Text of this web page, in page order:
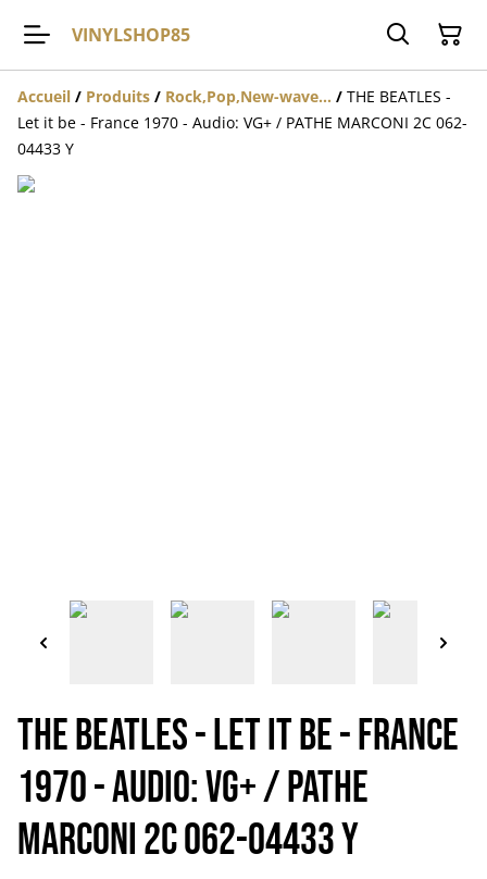
VINYLSHOP85
Accueil / Produits / Rock,Pop,New-wave... / THE BEATLES -
Let it be - France 1970 - Audio: VG+ / PATHE MARCONI 2C 062-
04433 Y
THE BEATLES - Let it be - France
1970 - Audio: VG+ / PATHE
MARCONI 2C 062-04433 Y